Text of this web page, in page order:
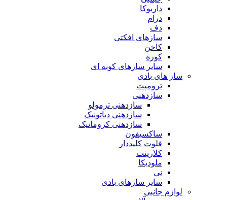
داربوکا
درام
دف
سازهای افکتی
کاخن
کوزه
سایر سازهای کوبه ای
ساز های بادی
ترومپت
سازدهنی
سازدهنی ترمولو
سازدهنی دیاتونیک
سازدهنی کروماتیک
ساکسیفون
فلوت کلیددار
کلارینت
ملودیکا
نی
سایر سازهای بادی
لوازم جانبی